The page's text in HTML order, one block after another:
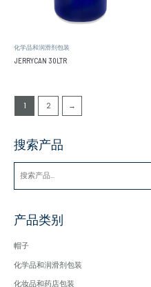
化学品和润滑剂包装
JERRYCAN 30LTR
1 2 →
搜索产品
搜
产品类别
帽子
化学品和润滑剂包装
化妆品和药店包装